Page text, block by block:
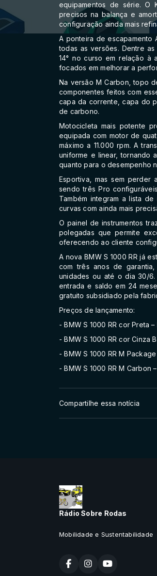
equipamentos de série. O
precisos na balança e
configuração ainda mais
A ponteira de escapamento
todas as versões. Dentre
14° no curso em relação à
focados em melhorar a
Na versão M Carbon, topo
componentes feitos com
capa da corrente, capa do
de carbono.
Motocicleta mais potente
equipada com motor de
máximo a 11.000 rpm. A
uniforme e linear, tornando
quanto para o desempenho
Esportiva, mas sem perder
sendo três Pro
Também integram a lista
curvas com ainda mais
O painel de instrumentos
polegadas que permite
oferecendo ao cliente
A nova BMW S 1000 RR já
com três anos de
unidades ou até o dia 30/
entrada e saldo em 24
gratuito subsidiado pela
Preços de lançamento:
- BMW S 1000 RR cor Preta –
- BMW S 1000 RR cor Cinza
- BMW S 1000 RR M
- BMW S 1000 RR M Carbon
Compartilhe essa notícia
Rádio Sobre Rodas
Mobilidade e Sustentabilidade